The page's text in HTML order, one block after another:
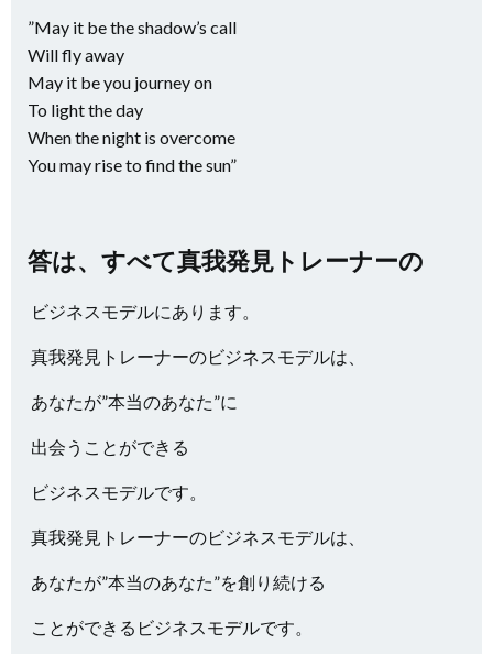
”May it be the shadow’s call
Will fly away
May it be you journey on
To light the day
When the night is overcome
You may rise to find the sun”
答は、すべて真我発見トレーナーの
ビジネスモデルにあります。
真我発見トレーナーのビジネスモデルは、
あなたが”本当のあなた”に
出会うことができる
ビジネスモデルです。
真我発見トレーナーのビジネスモデルは、
あなたが”本当のあなた”を創り続ける
ことができるビジネスモデルです。